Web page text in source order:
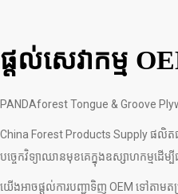
ផ្តល់សេវាកម្ម
PANDAforest Tongue & Groove
China Forest Products Supply ផលិត
បច្ចេកវិទ្យាឈានមុខគេក្នុងឧស្សាហកម្មដើម្
យើងអាចផ្តល់ការបញ្ជាទិញ OEM ទៅតាមត